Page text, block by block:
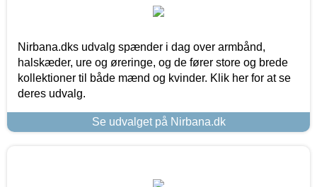
Nirbana.dks udvalg spænder i dag over armbånd,
halskæder, ure og øreringe, og de fører store og brede
kollektioner til både mænd og kvinder. Klik her for at se
deres udvalg.
Se udvalget på Nirbana.dk